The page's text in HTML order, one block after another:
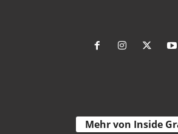
Mehr von Inside